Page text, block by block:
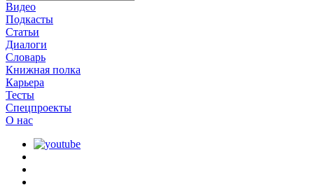
Видео
Подкасты
Статьи
Диалоги
Словарь
Книжная полка
Карьера
Тесты
Спецпроекты
О наc